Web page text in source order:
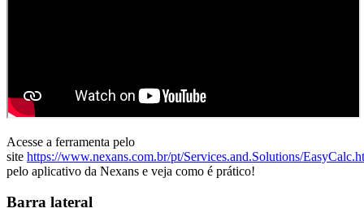
Acesse a ferramenta pelo
site https://www.nexans.com.br/pt/Services.and.Solutions/
pelo aplicativo da Nexans e veja como é prático!
Barra lateral